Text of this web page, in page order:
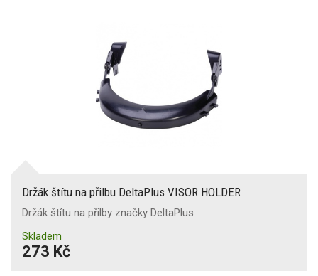
Držák štítu na přilbu DeltaPlus VISOR HOLDER
Držák štítu na přilby značky DeltaPlus
Skladem
273 Kč